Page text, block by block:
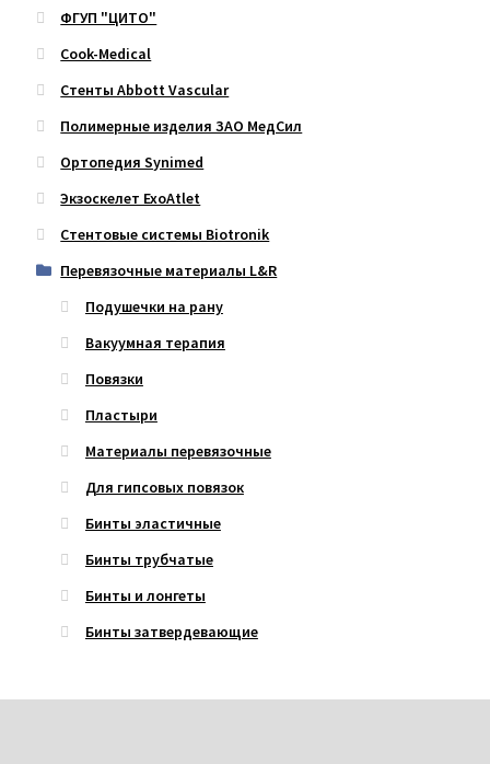
ФГУП "ЦИТО"
Cook-Medical
Стенты Abbott Vascular
Полимерные изделия ЗАО МедСил
Ортопедия Synimed
Экзоскелет ExoAtlet
Стентовые системы Biotronik
Перевязочные материалы L&R
Подушечки на рану
Вакуумная терапия
Повязки
Пластыри
Материалы перевязочные
Для гипсовых повязок
Бинты эластичные
Бинты трубчатые
Бинты и лонгеты
Бинты затвердевающие